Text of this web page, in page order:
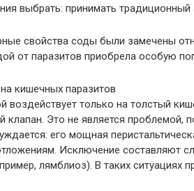
выбрать: принимать традиционный
свойства соды были замечены
от паразитов приобрела особую
кишечных паразитов
воздействует только на толстый
клапан. Это не является проблемой,
его мощная
Исключение составляют
лямблиоз). В таких ситуациях